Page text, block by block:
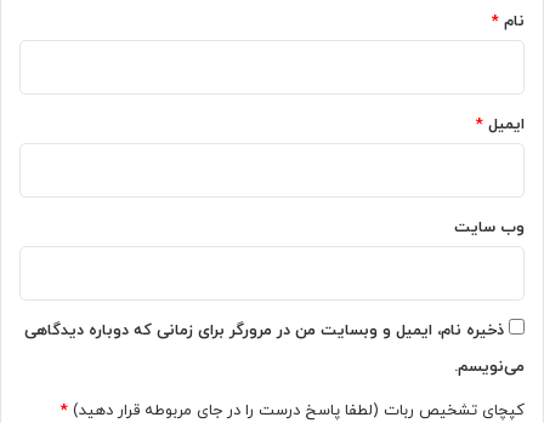
ش
د
ر
م
ل
و
ر
گ
و
نام *
ایمیل *
وب‌ سایت
ذخیره نام، ایمیل و وبسایت من در مرورگر برای زمانی که دوباره دیدگاهی
می‌نویسم.
کپچای تشخیص ربات (لطفا پاسخ درست را در جای مربوطه قرار دهید) *